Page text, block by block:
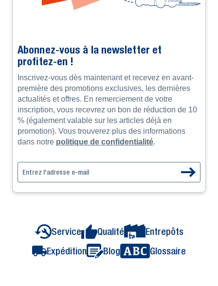
Abonnez-vous à la newsletter et
profitez-en !
Inscrivez-vous dès maintenant et recevez en avant-
première des promotions exclusives, les dernières
actualités et offres. En remerciement de votre
inscription, vous recevrez un bon de réduction de 10
% (également valable sur les articles déjà en
promotion). Vous trouverez plus des informations
dans notre politique de confidentialité.
Service Qualité
Entrepôts
Expédition
Blog Glossaire